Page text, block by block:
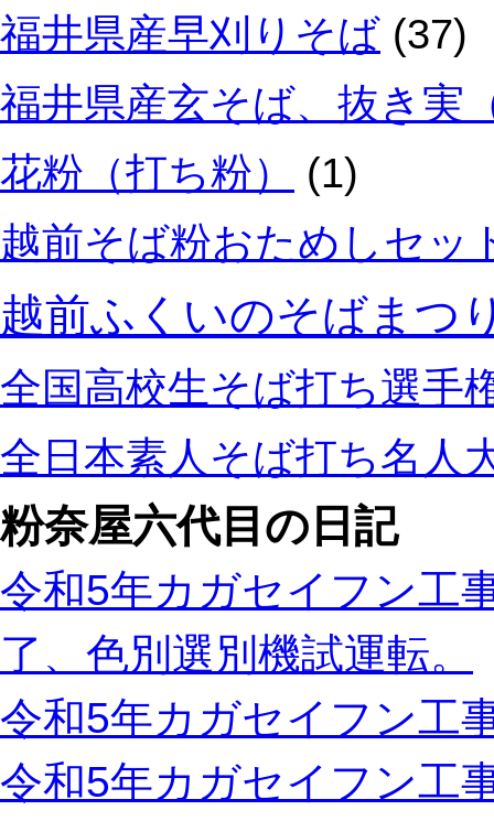
福井県産早刈りそば (37)
福井県産玄そば、抜き実
花粉（打ち粉）
(1)
越前そば粉おためしセッ
越前ふくいのそばまつ
全国高校生そば打ち選手
全日本素人そば打ち名人
粉奈屋六代目の日記
令和5年カガセイフン工
了、色別選別機試運転。
令和5年カガセイフン工
令和5年カガセイフン工